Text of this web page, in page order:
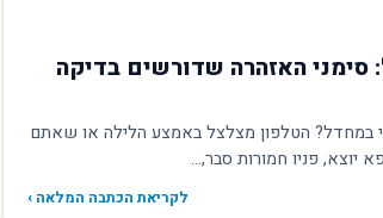
סימני האזהרה שדורשים בדיקה
במחדל? הטלפון מצלצל באמצע הלילה או שאתם
יוצא, פניו חמורות סבר,...
לקריאת הכתבה המלאה ›